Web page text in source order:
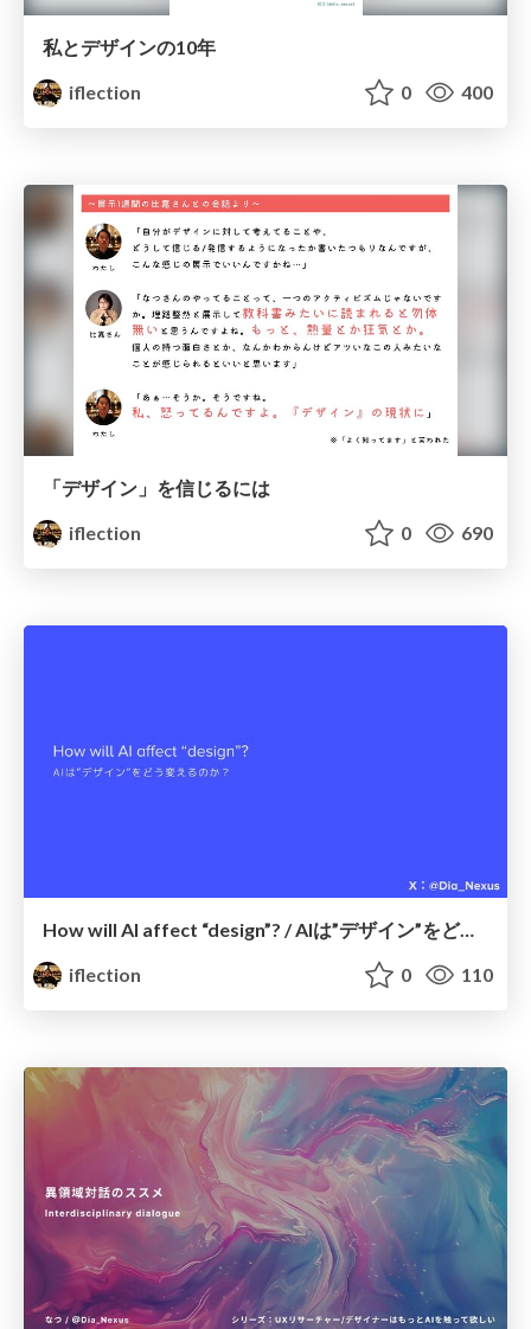
私とデザインの10年
iflection
0 400
「デザイン」を信じるには
iflection
0 690
How will AI affect “design”? / AIは”デザイン”をどう変えるのか？
iflection
0 110